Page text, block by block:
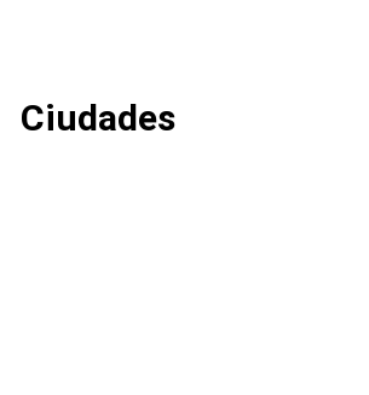
Ciudades